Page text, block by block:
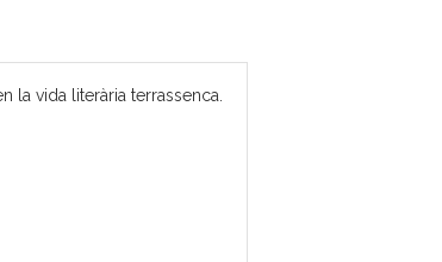
vida literària terrassenca.